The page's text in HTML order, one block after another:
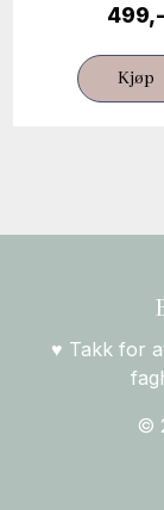
499,-
Kjøp
♥ Takk for
©